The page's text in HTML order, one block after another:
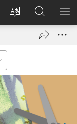
Vælg
Log
på
vindue)
Søg
på
JW.ORG
VIS